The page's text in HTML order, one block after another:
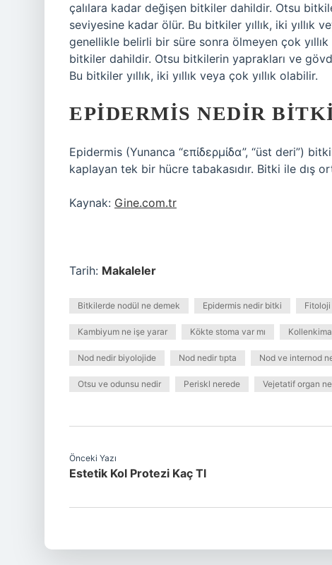
çalılara kadar değişen bitkiler dahildir. Otsu
seviyesine kadar ölür. Bu bitkiler yıllık, iki yıllık
genellikle belirli bir süre sonra ölmeyen çok
bitkiler dahildir. Otsu bitkilerin yaprakları ve
Bu bitkiler yıllık, iki yıllık veya çok yıllık olabilir.
EPIDERMIS NEDIR
Epidermis (Yunanca “επίδερμίδα”, “üst deri”)
kaplayan tek bir hücre tabakasıdır. Bitki ile dış
Kaynak: Gine.com.tr
Tarih: Makaleler
Bitkilerde nodül ne demek Epidermis nedir bitki
Kambiyum ne işe yarar Kökte stoma var mı
Nod nedir biyolojide Nod nedir tıpta Nod ve internod
Otsu ve odunsu nedir Periskl nerede Vejetatif organ
Önceki Yazı
Estetik Kol Protezi Kaç Tl